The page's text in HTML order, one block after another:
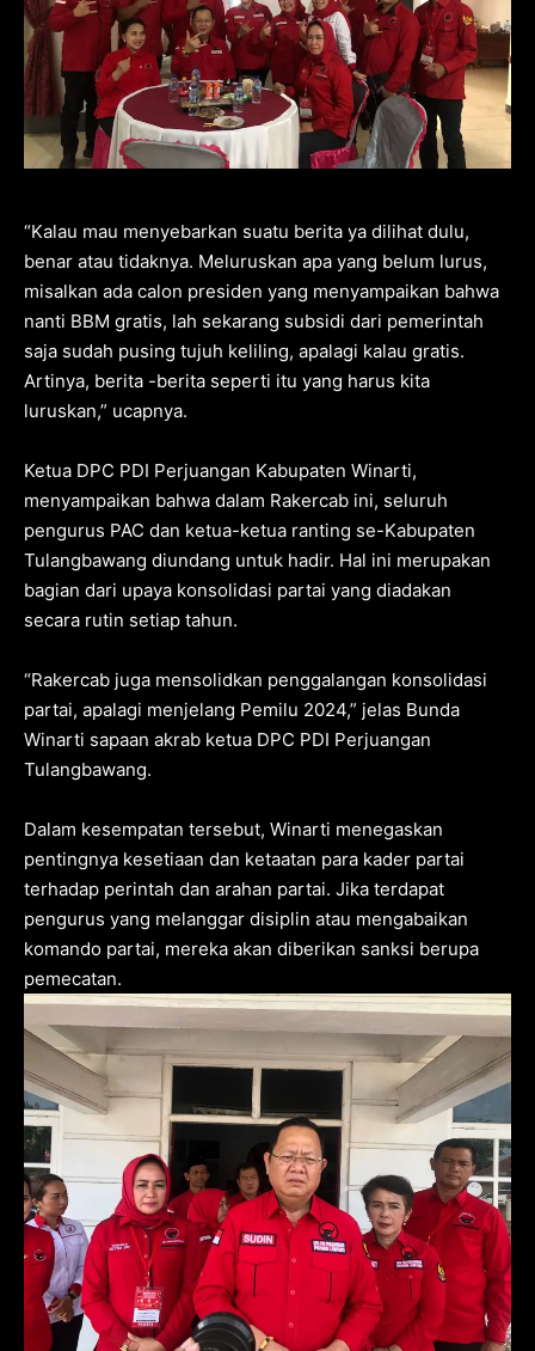
“Kalau mau menyebarkan suatu berita ya dilihat dulu,
benar atau tidaknya. Meluruskan apa yang belum lurus,
misalkan ada calon presiden yang menyampaikan bahwa
nanti BBM gratis, lah sekarang subsidi dari pemerintah
saja sudah pusing tujuh keliling, apalagi kalau gratis.
Artinya, berita -berita seperti itu yang harus kita
luruskan,” ucapnya.
Ketua DPC PDI Perjuangan Kabupaten Winarti,
menyampaikan bahwa dalam Rakercab ini, seluruh
pengurus PAC dan ketua-ketua ranting se-Kabupaten
Tulangbawang diundang untuk hadir. Hal ini merupakan
bagian dari upaya konsolidasi partai yang diadakan
secara rutin setiap tahun.
“Rakercab juga mensolidkan penggalangan konsolidasi
partai, apalagi menjelang Pemilu 2024,” jelas Bunda
Winarti sapaan akrab ketua DPC PDI Perjuangan
Tulangbawang.
Dalam kesempatan tersebut, Winarti menegaskan
pentingnya kesetiaan dan ketaatan para kader partai
terhadap perintah dan arahan partai. Jika terdapat
pengurus yang melanggar disiplin atau mengabaikan
komando partai, mereka akan diberikan sanksi berupa
pemecatan.